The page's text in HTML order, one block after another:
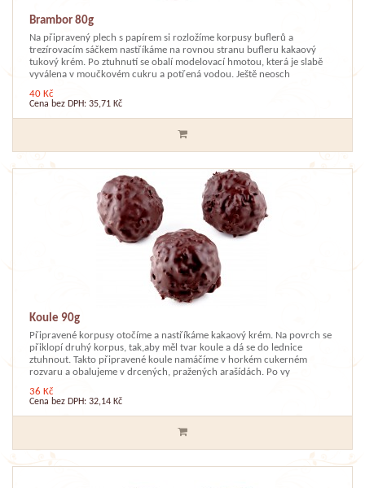
Brambor 80g
Na připravený plech s papírem si rozložíme korpusy buflerů a
trezírovacím sáčkem nastříkáme na rovnou stranu bufleru kakaový
tukový krém. Po ztuhnutí se obalí modelovací hmotou, která je slabě
vyválena v moučkovém cukru a potřená vodou. Ještě neosch
40 Kč
Cena bez DPH: 35,71 Kč
Koule 90g
Připravené korpusy otočíme a nastříkáme kakaový krém. Na povrch se
přiklopí druhý korpus, tak,aby měl tvar koule a dá se do lednice
ztuhnout. Takto připravené koule namáčíme v horkém cukerném
rozvaru a obalujeme v drcených, pražených arašídách. Po vy
36 Kč
Cena bez DPH: 32,14 Kč